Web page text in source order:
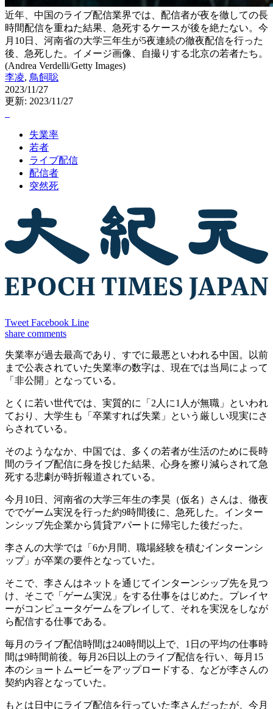
近年、中国のライブ配信業界では、配信者が夜を徹しての長
時間配信を重ねた結果、急死するケースが後を絶たない。今
月10日、河南省の大学三年生が5夜連続の徹夜配信を行った
後、急死した。イメージ画像、自撮りする北京の若者たち。
(Andrea Verdelli/Getty Images)
李凌, 鳥飼聡
2023/11/27
更新: 2023/11/27
失業率
若者
ライブ配信
配信者
突然死
Tweet Facebook Line
share comments
失業率が過去最高であり、すでに最悪といわれる中国。以前
まで公表されていた失業率の数字は、現在では当局によって
「非公開」となっている。
とくに若い世代では、実質的に「2人に1人が無職」といわれ
ており、大学生も「卒業すれば失業」という厳しい現実にさ
らされている。
そのようななか、中国では、多くの若者が生活のために長時
間のライブ配信に身を投じた結果、心身を擦り減らされて急
死する悲劇が時折報道されている。
今月10日、河南省の大学三年生の李昊（仮名）さんは、徹夜
ででゲーム実況を行った約9時間後に、急死した。インター
ンシップ先企業から賃貸アパートに帰宅した後だった。
李さんの大学では「6か月間、職場経験を積むインターンシ
ップ」が卒業の要件となっていた。
そこで、李さんはネットを通じてインターンシップ先を見つ
け、そこで「ゲーム実況」をする仕事をはじめた。プレイヤ
ーがコンピュータゲームをプレイして、それを実況をしなが
ら配信する仕事である。
毎月のライブ配信時間は240時間以上で、1日の平均の仕事時
間は9時間前後。毎月26日以上のライブ配信を行い、毎月15
本のショートムービーをアップロードする、などが李さんの
契約内容となっていた。
もとは日中にライブ配信を行っていた李さんだったが、今月